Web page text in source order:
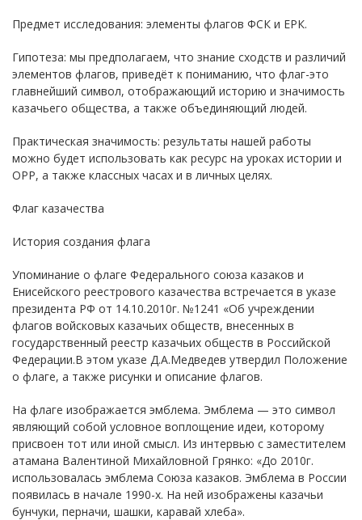
Предмет исследования: элементы флагов ФСК и ЕРК.
Гипотеза: мы предполагаем, что знание сходств и различий
элементов флагов, приведёт к пониманию, что флаг-это
главнейший символ, отображающий историю и значимость
казачьего общества, а также объединяющий людей.
Практическая значимость: результаты нашей работы
можно будет использовать как ресурс на уроках истории и
ОРР, а также классных часах и в личных целях.
Флаг казачества
История создания флага
Упоминание о флаге Федерального союза казаков и
Енисейского реестрового казачества встречается в указе
президента РФ от 14.10.2010г. №1241 «Об учреждении
флагов войсковых казачьих обществ, внесенных в
государственный реестр казачьих обществ в Российской
Федерации.В этом указе Д.А.Медведев утвердил Положение
о флаге, а также рисунки и описание флагов.
На флаге изображается эмблема. Эмблема — это символ
являющий собой условное воплощение идеи, которому
присвоен тот или иной смысл. Из интервью с заместителем
атамана Валентиной Михайловной Грянко: «До 2010г.
использовалась эмблема Союза казаков. Эмблема в России
появилась в начале 1990-х. На ней изображены казачьи
бунчуки, перначи, шашки, каравай хлеба».